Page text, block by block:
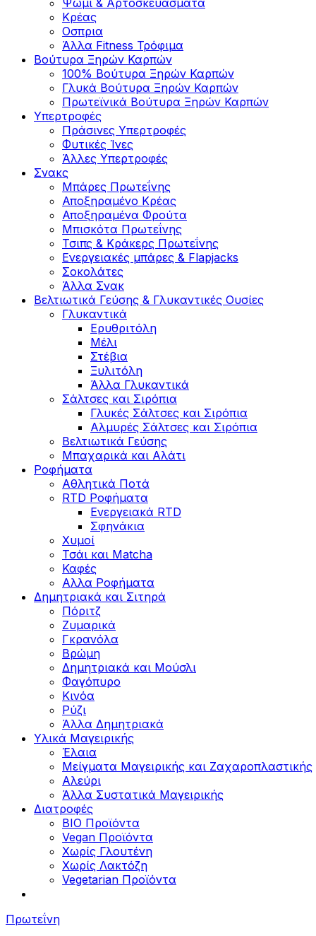
Κρέας
Οσπρια
Άλλα Fitness Τρόφιμα
Βούτυρα Ξηρών Καρπών
100% Βούτυρα Ξηρών Καρπών
Γλυκά Βούτυρα Ξηρών Καρπών
Πρωτεϊνικά Βούτυρα Ξηρών Καρπών
Υπερτροφές
Πράσινες Υπερτροφές
Φυτικές Ίνες
Άλλες Υπερτροφές
Σνακς
Μπάρες Πρωτεΐνης
Αποξηραμένο Κρέας
Αποξηραμένα Φρούτα
Μπισκότα Πρωτεΐνης
Τσιπς & Kράκερς Πρωτεΐνης
Ενεργειακές μπάρες & Flapjacks
Σοκολάτες
Άλλα Σνακ
Βελτιωτικά Γεύσης & Γλυκαντικές Ουσίες
Γλυκαντικά
Ερυθριτόλη
Μέλι
Στέβια
Ξυλιτόλη
Άλλα Γλυκαντικά
Σάλτσες και Σιρόπια
Γλυκές Σάλτσες και Σιρόπια
Αλμυρές Σάλτσες και Σιρόπια
Bελτιωτικά Γεύσης
Μπαχαρικά και Αλάτι
Ροφήματα
Αθλητικά Ποτά
RTD Ροφήματα
Ενεργειακά RTD
Σφηνάκια
Χυμοί
Τσάι και Matcha
Καφές
Αλλα Ροφήματα
Δημητριακά και Σιτηρά
Πόριτζ
Ζυμαρικά
Γκρανόλα
Βρώμη
Δημητριακά και Μούσλι
Φαγόπυρο
Κινόα
Ρύζι
Άλλα Δημητριακά
Υλικά Μαγειρικής
Έλαια
Μείγματα Μαγειρικής και Ζαχαροπλαστικής
Αλεύρι
Άλλα Συστατικά Μαγειρικής
Διατροφές
BIO Προϊόντα
Vegan Προϊόντα
Χωρίς Γλουτένη
Χωρίς Λακτόζη
Vegetarian Προϊόντα
Πρωτεΐνη